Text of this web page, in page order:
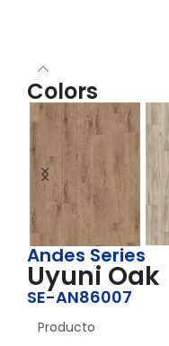
Colors
Ushuaia Oak
Andes Series
Uyuni Oak
SE-AN86007
Producto